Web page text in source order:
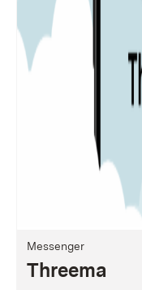
Messenger
Threema